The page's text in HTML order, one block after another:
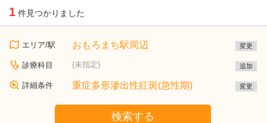
1 件見つかりました
エリア/駅 おもろまち駅周辺 変更
診療科目 (未指定) 追加
詳細条件 重症多形滲出性紅斑(急性期) 変更
検索する